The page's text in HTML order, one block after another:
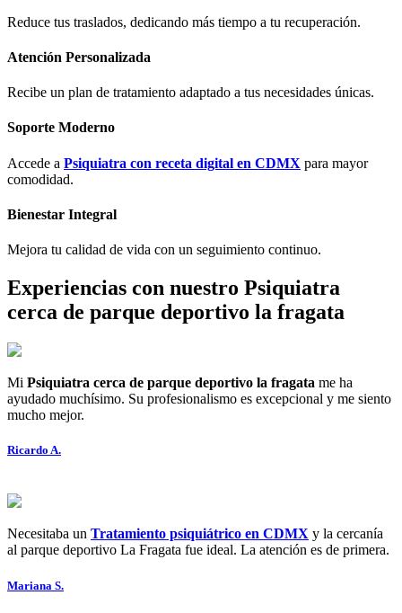
Reduce tus traslados, dedicando más tiempo a tu recuperación.
Atención Personalizada
Recibe un plan de tratamiento adaptado a tus necesidades únicas.
Soporte Moderno
Accede a Psiquiatra con receta digital en CDMX para mayor
comodidad.
Bienestar Integral
Mejora tu calidad de vida con un seguimiento continuo.
Experiencias con nuestro Psiquiatra
cerca de parque deportivo la fragata
Mi Psiquiatra cerca de parque deportivo la fragata me ha
ayudado muchísimo. Su profesionalismo es excepcional y me siento
mucho mejor.
Ricardo A.
Necesitaba un Tratamiento psiquiátrico en CDMX y la cercanía
al parque deportivo La Fragata fue ideal. La atención es de primera.
Mariana S.